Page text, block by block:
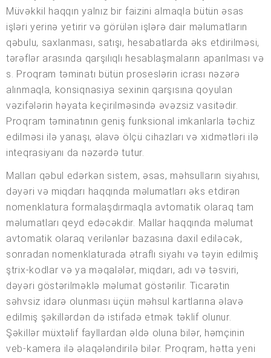
Müvəkkil haqqın yalnız bir faizini almaqla bütün əsas
işləri yerinə yetirir və görülən işlərə dair məlumatların
qəbulu, saxlanması, satışı, hesabatlarda əks etdirilməsi,
tərəflər arasında qarşılıqlı hesablaşmaların aparılması və
s. Proqram təminatı bütün proseslərin icrası nəzərə
alınmaqla, konsiqnasiya sexinin qarşısına qoyulan
vəzifələrin həyata keçirilməsində əvəzsiz vasitədir.
Proqram təminatının geniş funksional imkanlarla təchiz
edilməsi ilə yanaşı, əlavə ölçü cihazları və xidmətləri ilə
inteqrasiyanı da nəzərdə tutur.
Malları qəbul edərkən sistem, əsas, məhsulların siyahısı,
dəyəri və miqdarı haqqında məlumatları əks etdirən
nomenklatura formalaşdırmaqla avtomatik olaraq tam
məlumatları qeyd edəcəkdir. Mallar haqqında məlumat
avtomatik olaraq verilənlər bazasına daxil ediləcək,
sonradan nomenklaturada ətraflı siyahı və təyin edilmiş
ştrix-kodlar və ya məqalələr, miqdarı, adı və təsviri,
dəyəri göstərilməklə məlumat göstərilir. Ticarətin
səhvsiz idarə olunması üçün məhsul kartlarına əlavə
edilmiş şəkillərdən də istifadə etmək təklif olunur.
Şəkillər müxtəlif fayllardan əldə oluna bilər, həmçinin
veb-kamera ilə əlaqələndirilə bilər. Proqram, hətta yeni